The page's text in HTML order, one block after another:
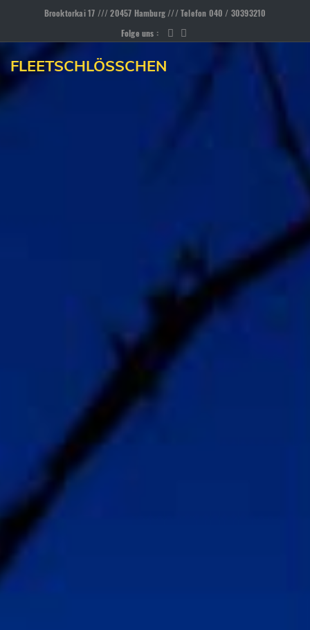
Brooktorkai 17 /// 20457 Hamburg /// Telefon 040 / 30393210
Folge uns :
FLEETSCHLÖSSCHEN